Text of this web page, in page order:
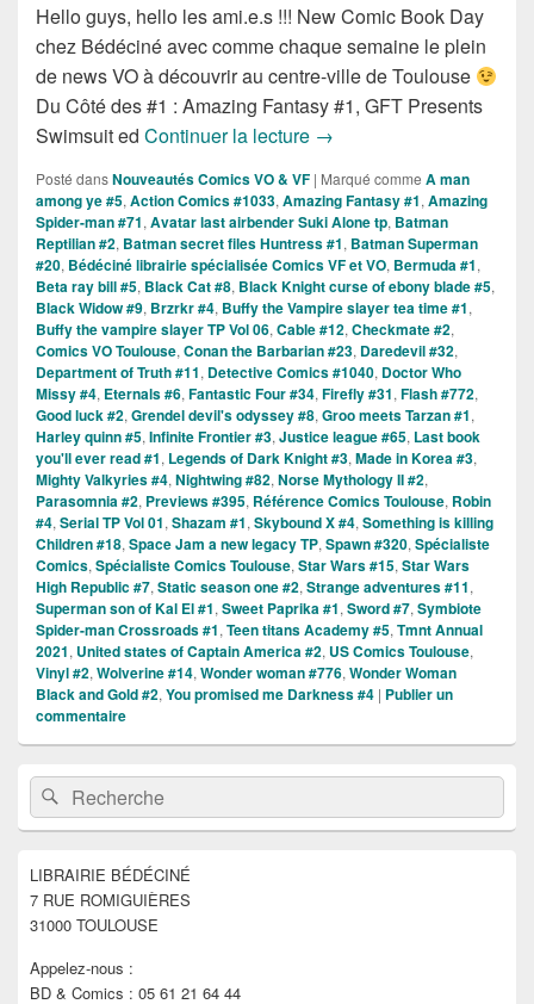
Hello guys, hello les ami.e.s !!! New Comic Book Day
chez Bédéciné avec comme chaque semaine le plein
de news VO à découvrir au centre-ville de Toulouse
Du Côté des #1 : Amazing Fantasy #1, GFT Presents
Swimsuit ed Continuer la lecture Sorties des Comics VO
→
Posté dansNouveautés Comics VO & VF | Marqué comme A man
among ye #5, Action Comics #1033, Amazing Fantasy #1, Amazing
Spider-man #71, Avatar last airbender Suki Alone tp, Batman
Reptilian #2, Batman secret files Huntress #1, Batman Superman
#20, Bédéciné librairie spécialisée Comics VF et VO, Bermuda #1,
Beta ray bill #5, Black Cat #8, Black Knight curse of ebony blade #5,
Black Widow #9, Brzrkr #4, Buffy the Vampire slayer tea time #1,
Buffy the vampire slayer TP Vol 06, Cable #12, Checkmate #2,
Comics VO Toulouse, Conan the Barbarian #23, Daredevil #32,
Department of Truth #11, Detective Comics #1040, Doctor Who
Missy #4, Eternals #6, Fantastic Four #34, Firefly #31, Flash #772,
Good luck #2, Grendel devil's odyssey #8, Groo meets Tarzan #1,
Harley quinn #5, Infinite Frontier #3, Justice league #65, Last book
you'll ever read #1, Legends of Dark Knight #3, Made in Korea #3,
Mighty Valkyries #4, Nightwing #82, Norse Mythology II #2,
Parasomnia #2, Previews #395, Référence Comics Toulouse, Robin
#4, Serial TP Vol 01, Shazam #1, Skybound X #4, Something is killing
Children #18, Space Jam a new legacy TP, Spawn #320, Spécialiste
Comics, Spécialiste Comics Toulouse, Star Wars #15, Star Wars
High Republic #7, Static season one #2, Strange adventures #11,
Superman son of Kal El #1, Sweet Paprika #1, Sword #7, Symbiote
Spider-man Crossroads #1, Teen titans Academy #5, Tmnt Annual
2021, United states of Captain America #2, US Comics Toulouse,
Vinyl #2, Wolverine #14, Wonder woman #776, Wonder Woman
Black and Gold #2, You promised me Darkness #4 | Publier un
commentaire
Zone
principale
de
widget
barre
latérale
Recherche :Rechercher
LIBRAIRIE BÉDÉCINÉ
7 RUE ROMIGUIÈRES
31000 TOULOUSE
Appelez-nous :
BD & Comics : 05 61 21 64 44